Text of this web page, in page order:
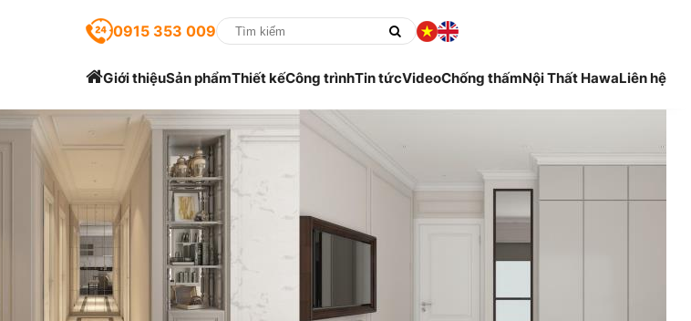
0915 353 009
Giới thiệuSản phẩmThiết kếCông trìnhTin tứcVideoChống thấmNội Thất HawaLiên hệ